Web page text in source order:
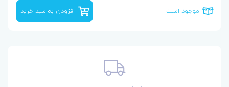
موجود است افزودن به سبد خرید